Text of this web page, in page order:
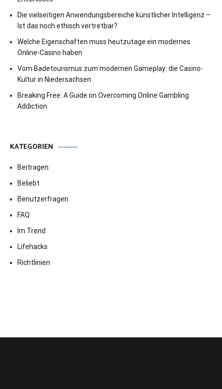
Die vielseitigen Anwendungsbereiche künstlicher Intelligenz –
Ist das noch ethisch vertretbar?
Welche Eigenschaften muss heutzutage ein modernes
Online-Casino haben
Vom Badetourismus zum modernen Gameplay: die Casino-
Kultur in Niedersachsen
Breaking Free: A Guide on Overcoming Online Gambling
Addiction
KATEGORIEN
Beitragen
Beliebt
Benutzerfragen
FAQ
Im Trend
Lifehacks
Richtlinien